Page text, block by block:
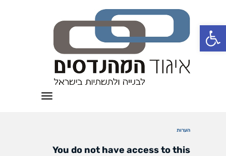
פתח סרגל נגישות
תפריט
הערות
You do not have access to this